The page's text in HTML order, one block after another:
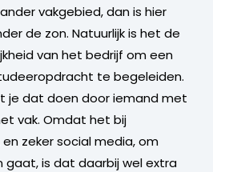
vakgebied, dan is hier
de zon. Natuurlijk is het de
van het bedrijf om een
te begeleiden.
je dat doen door iemand met
vak. Omdat het bij
zeker social media, om
is dat daarbij wel extra